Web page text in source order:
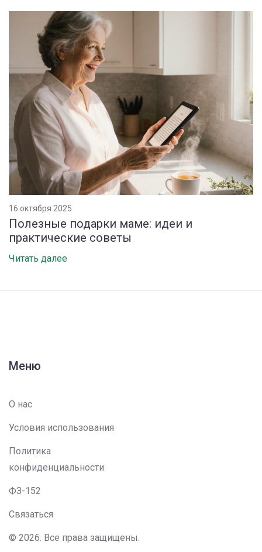
16 октября 2025
Полезные подарки маме: идеи и
практические советы
Читать далее
Меню
О нас
Условия использования
Политика
конфиденциальности
ФЗ-152
Связаться
© 2026. Все права защищены.